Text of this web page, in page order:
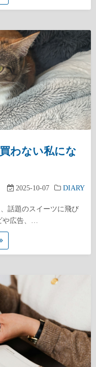
わない私にな
2025-10-07 DIARY
話題のスイーツに飛び
や広告、…